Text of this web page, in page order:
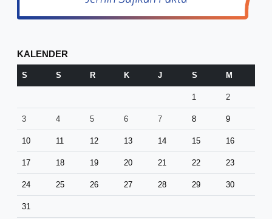
KALENDER
S S R K J S M
1 2
3 4 5 6 7 8 9
10 11 12 13 14 15 16
17 18 19 20 21 22 23
24 25 26 27 28 29 30
31